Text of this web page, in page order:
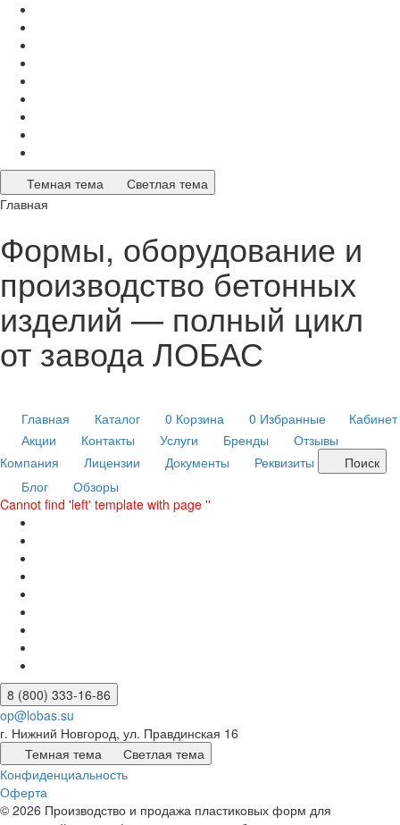
Темная тема
Светлая тема
Главная
Формы, оборудование и
производство бетонных
изделий — полный цикл
от завода ЛОБАС
Главная Каталог 0 Корзина 0 Избранные
Кабинет
Акции
Контакты Услуги Бренды
Отзывы
Компания
Лицензии Документы Реквизиты
Поиск
Блог
Обзоры
Cannot find 'left' template with page ''
8 (800) 333-16-86
op@lobas.su
г. Нижний Новгород, ул. Правдинская 16
Темная тема
Светлая тема
Конфиденциальность
Оферта
© 2026 Производство и продажа пластиковых форм для